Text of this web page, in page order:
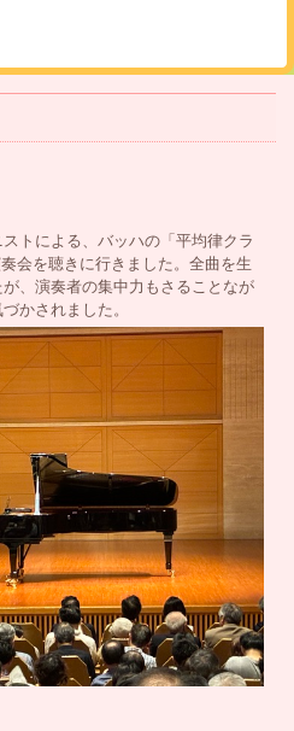
トによる、バッハの「平均律クラ
会を聴きに行きました。全曲を生
、演奏者の集中力もさることなが
かされました。